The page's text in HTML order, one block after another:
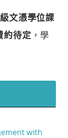
文憑學位課
約待定 ，學
with